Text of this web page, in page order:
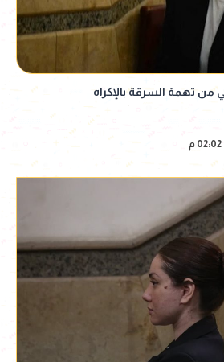
من تهمة السرقة بالإكراه